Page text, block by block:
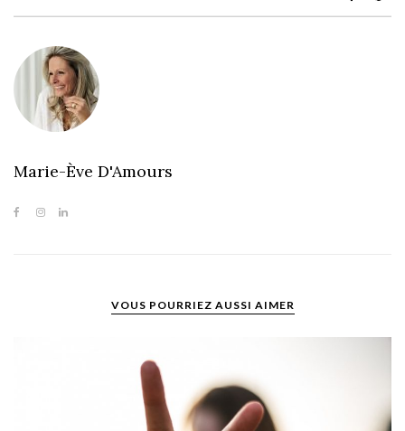
Marie-Ève D'Amours
VOUS POURRIEZ AUSSI AIMER